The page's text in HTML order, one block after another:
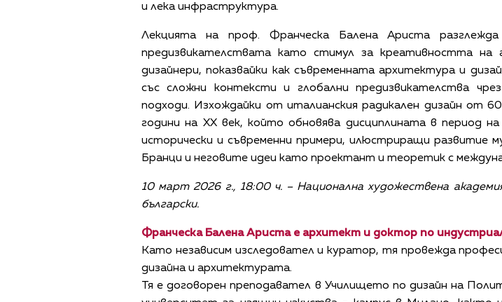
и лека инфраструктура.
Лекцията на проф. Франческа Балена Ариста
предизвикателствата като стимул за креативността на
дизайнери, показвайки как съвременната архитектура и
със сложни контексти и глобални предизвикателства
подходи. Изхождайки от италианския радикален дизайн от
години на ХХ век, който обновява дисциплината в период
исторически и съвременни примери, илюстриращи развитие
Бранци и неговите идеи като проектант и теоретик с
10 март 2026 г., 18:00 ч. – Национална художествена
български.
Франческа Балена Ариста е архитект и доктор по
Като независим изследовател и куратор, тя провежда
дизайна и архитектурата.
Тя е договорен преподавател в Училището по дизайн на